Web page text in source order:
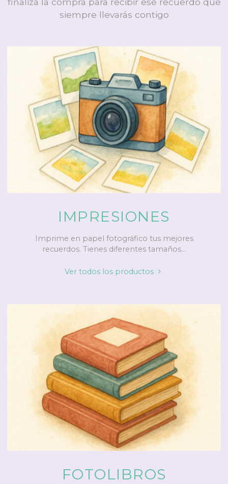
siempre llevarás contigo
IMPRESIONES
Imprime en papel fotográfico tus mejores
recuerdos. Tienes diferentes tamaños...
Ver todos los productos "Impresiones"
FOTOLIBROS